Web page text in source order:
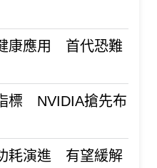
康應用 首代恐難
標 NVIDIA搶先布
耗演進 有望緩解